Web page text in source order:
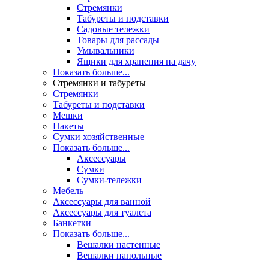
Стремянки
Табуреты и подставки
Садовые тележки
Товары для рассады
Умывальники
Ящики для хранения на дачу
Показать больше...
Стремянки и табуреты
Стремянки
Табуреты и подставки
Мешки
Пакеты
Сумки хозяйственные
Показать больше...
Аксессуары
Сумки
Сумки-тележки
Мебель
Аксессуары для ванной
Аксессуары для туалета
Банкетки
Показать больше...
Вешалки настенные
Вешалки напольные